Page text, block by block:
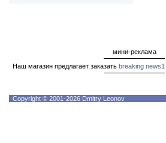
мини-реклама
Наш магазин предлагает заказать breaking news1
Copyright © 2001-2026 Dmitry Leonov